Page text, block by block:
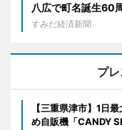
八広で町名誕生60
すみだ経済新聞
プ
【三重県津市】1日
め自販機「CANDY